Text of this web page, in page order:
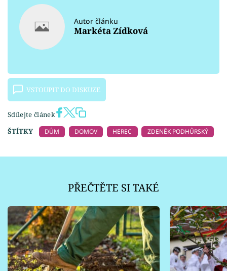
Autor článku
Markéta Zídková
VSTOUPIT DO DISKUZE
Sdílejte článek
ŠTÍTKY
DŮM DOMOV HEREC ZDENĚK PODHŮRSKÝ
PŘEČTĚTE SI TAKÉ